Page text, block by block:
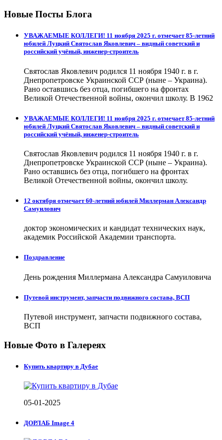
Новые Посты Блога
УВАЖАЕМЫЕ КОЛЛЕГИ! 11 ноября 2025 г. отмечает 85-летний
юбилей Луцкий Святослав Яковлевич – видный советский и
российский учёный, инженер-строитель
Святослав Яковлевич родился 11 ноября 1940 г. в г.
Днепропетровске Украинской ССР (ныне – Украина).
Рано оставшись без отца, погибшего на фронтах
Великой Отечественной войны, окончил школу. В 1962
УВАЖАЕМЫЕ КОЛЛЕГИ! 11 ноября 2025 г. отмечает 85-летний
юбилей Луцкий Святослав Яковлевич – видный советский и
российский учёный, инженер-строитель
Святослав Яковлевич родился 11 ноября 1940 г. в г.
Днепропетровске Украинской ССР (ныне – Украина).
Рано оставшись без отца, погибшего на фронтах
Великой Отечественной войны, окончил школу.
12 октября отмечает 60-летний юбилей Миллерман Александр
Самуилович
доктор экономических и кандидат технических наук,
академик Российской Академии транспорта.
Поздравление
День рождения Миллермана Александра Самуиловича
Путевой инструмент, запчасти подвижного состава, ВСП
Путевой инструмент, запчасти подвижного состава,
ВСП
Новые Фото в Галереях
Купить квартиру в Дубае
05-01-2025
ДОРЛАБ Image 4